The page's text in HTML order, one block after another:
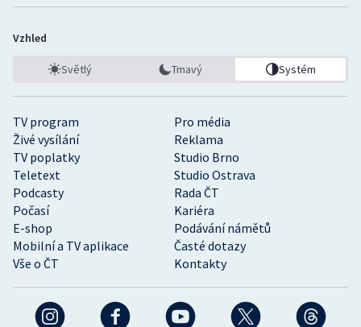
TV program
Pro média
Živé vysílání
Reklama
TV poplatky
Studio Brno
Teletext
Studio Ostrava
Podcasty
Rada ČT
Počasí
Kariéra
E-shop
Podávání námětů
Mobilní a TV aplikace
Časté dotazy
Vše o ČT
Kontakty
Vzhled
Světlý Tmavý Systém